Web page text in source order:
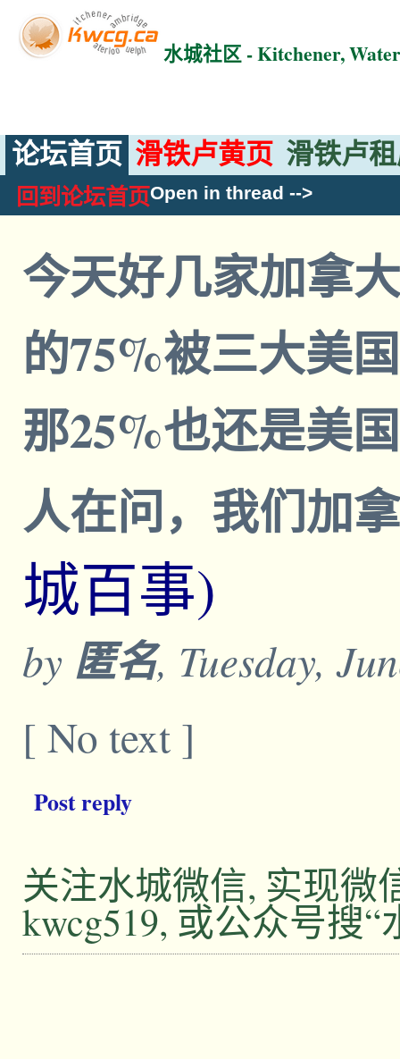
水城社区 - Kitchener,
论坛首页 滑铁卢黄页 滑铁卢
回到论坛首页Open in thread -->
今天好几家加拿
的75%被三大美
那25%也还是美
人在问，我们加
城百事)
by 匿名, Tuesday,
[ No text ]
Post reply
关注水城微信, 实现微
kwcg519, 或公众号搜“